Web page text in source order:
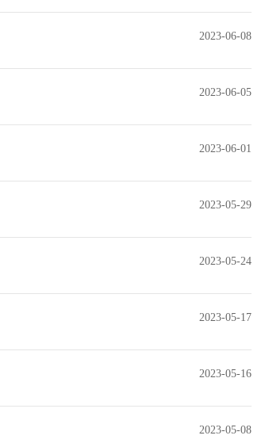
2023-06-08
2023-06-05
2023-06-01
2023-05-29
2023-05-24
2023-05-17
2023-05-16
2023-05-08